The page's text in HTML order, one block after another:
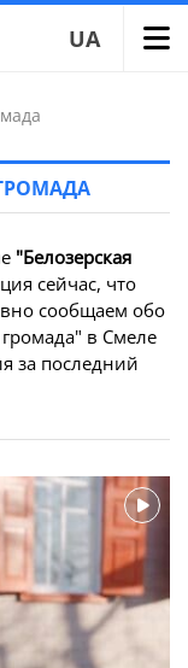
UA
"Белозерская
сейчас, что
сообщаем обо
громада" в Смеле
за последний